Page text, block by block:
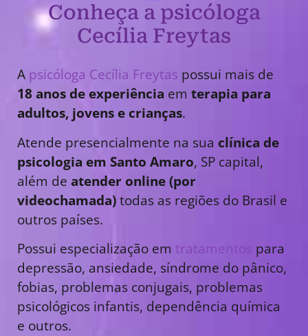
Conheça a psicóloga
Cecília Freytas
A psicóloga Cecília Freytas possui mais de
18 anos de experiência em terapia para
adultos, jovens e crianças.
Atende presencialmente na sua clínica de
psicologia em Santo Amaro, SP capital,
além de atender online (por
videochamada)todas as regiões do Brasil e
outros países.
Possui especialização em tratamentos para
depressão, ansiedade, síndrome do pânico,
fobias, problemas conjugais, problemas
psicológicos infantis, dependência química
e outros.